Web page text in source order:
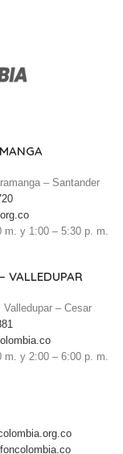
– Santander
y 1:00 – 5:30 p. m.
VALLEDUPAR
– Cesar
y 2:00 – 6:00 p. m.